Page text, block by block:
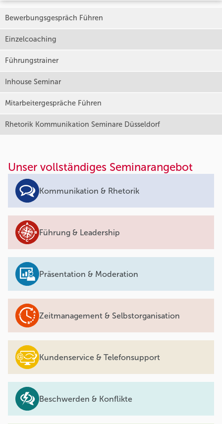
Bewerbungsgespräch Führen
Einzelcoaching
Führungstrainer
Inhouse Seminar
Mitarbeitergespräche Führen
Rhetorik Kommunikation Seminare Düsseldorf
Unser vollständiges Seminarangebot
Kommunikation & Rhetorik
Führung & Leadership
Präsentation & Moderation
Zeitmanagement & Selbstorganisation
Kundenservice & Telefonsupport
Beschwerden & Konflikte